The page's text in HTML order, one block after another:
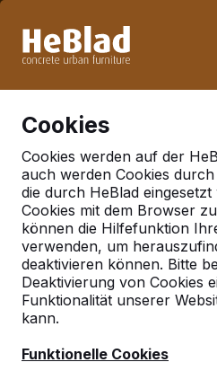
Woche 33 nicht. Bitte
Cookies
Cookies werden auf der
auch werden Cookies
die durch HeBlad
Cookies mit dem Browser
können die Hilfefunktion
verwenden, um
deaktivieren können. Bitte
Deaktivierung von Cookies
Funktionalität unserer
kann.
Funktionelle Cookies
Deutschland
Referenties